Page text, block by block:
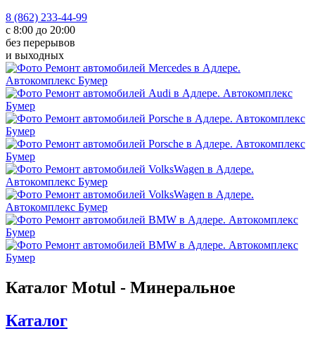
8 (862) 233-44-99
с 8:00 до 20:00
без перерывов
и выходных
Каталог Motul - Минеральное
Каталог